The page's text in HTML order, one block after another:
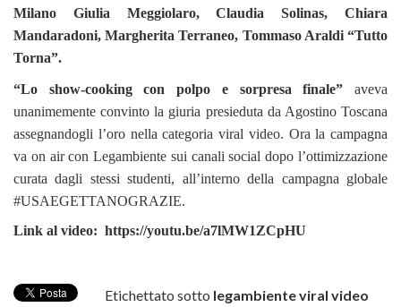
Milano
Giulia Meggiolaro, Claudia Solinas, Chiara
Mandaradoni, Margherita Terraneo, Tommaso Araldi “Tutto
Torna”.
“Lo show-cooking con polpo e sorpresa finale” aveva
unanimemente convinto la giuria presieduta da Agostino Toscana
assegnandogli l’oro nella categoria viral video. Ora la campagna
va on air con Legambiente sui canali social dopo l’ottimizzazione
curata dagli stessi studenti, all’interno della campagna globale
#USAEGETTANOGRAZIE.
Link al video: https://youtu.be/a7lMW1ZCpHU
Etichettato sotto legambienteviral video